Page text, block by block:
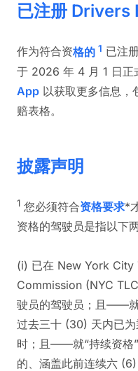
已注册 Drivers
作为符合资格的 1 已注
于 2026 年 4 月 1 日正
App 以获取更多信息，
赔表格。
披露声明
1 您必须符合资格要求*
资格的驾驶员是指以下
(i) 已在 New York City
Commission (NYC
驶员的驾驶员；且——
过去三十 (30) 天内已
时；且——就“持续资
的、涵盖此前连续六